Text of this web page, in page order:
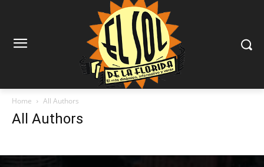
Home All Authors
All Authors